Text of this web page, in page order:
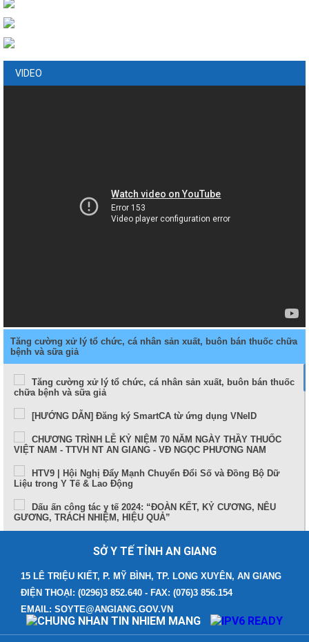
VIDEO
Tăng cường xử lý tổ chức, cá nhân sản xuất, buôn bán thuốc chữa
bệnh và sữa giả
Tăng cường xử lý tổ chức, cá nhân sản xuất, buôn bán thuốc
chữa bệnh và sữa giả
[HƯỚNG DẪN] Đăng ký SmartCA từ ứng dụng VNeID
CHƯƠNG TRÌNH LỄ KỶ NIỆM 70 NĂM NGÀY THẦY THUỐC
VIỆT NAM - TTVH NT AN GIANG - VĐ NGỌC PHƯƠNG NAM
HTV9 | Hội Nghị Đẩy Mạnh Chuyển Đổi Số và Đồng Bộ Dữ
Liệu trong Y Tế & Lao Động
Dấu ấn công tác y tế 2024: “ĐOÀN KẾT, KỶ CƯƠNG, NÊU
GƯƠNG, TRÁCH NHIỆM, HIỆU QUẢ”
tiến bộ trong tiếp cận, điều trị hiện nay
TUẦN LỄ THẾ GIỚI NUÔI CON BẰNG SỮA MẸ (1 – 7/8/2024)
Thông điệp phòng, chống bệnh bạch hầu
SỞ Y TẾ TỈNH AN GIANG
15 LÊ TRIỆU KIẾT, P. MỸ BÌNH, TP. LONG XUYÊN, AN GIANG
ĐIỆN THOẠI: (0296)3 852.640 - FAX: (076)3 856.154
EMAIL: SOYTE@ANGIANG.GOV.VN